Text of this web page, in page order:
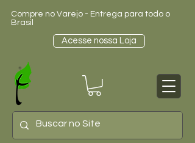
Compre no Varejo - Entrega para todo o
Brasil
Acesse nossa Loja